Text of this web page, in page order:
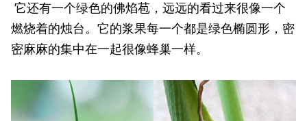
它还有一个绿色的佛焰苞，远远的看过来很像一个
燃烧着的烛台。它的浆果每一个都是绿色椭圆形，密
密麻麻的集中在一起很像蜂巢一样。